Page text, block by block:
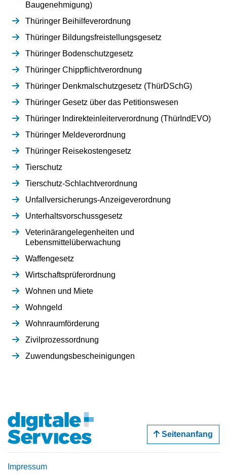
Baugenehmigung)
Thüringer Beihilfeverordnung
Thüringer Bildungsfreistellungsgesetz
Thüringer Bodenschutzgesetz
Thüringer Chippflichtverordnung
Thüringer Denkmalschutzgesetz (ThürDSchG)
Thüringer Gesetz über das Petitionswesen
Thüringer Indirekteinleiterverordnung (ThürIndEVO)
Thüringer Meldeverordnung
Thüringer Reisekostengesetz
Tierschutz
Tierschutz-Schlachtverordnung
Unfallversicherungs-Anzeigeverordnung
Unterhaltsvorschussgesetz
Veterinärangelegenheiten und
Lebensmittelüberwachung
Waffengesetz
Wirtschaftsprüferordnung
Wohnen und Miete
Wohngeld
Wohnraumförderung
Zivilprozessordnung
Zuwendungsbescheinigungen
Seitenanfang
Impressum